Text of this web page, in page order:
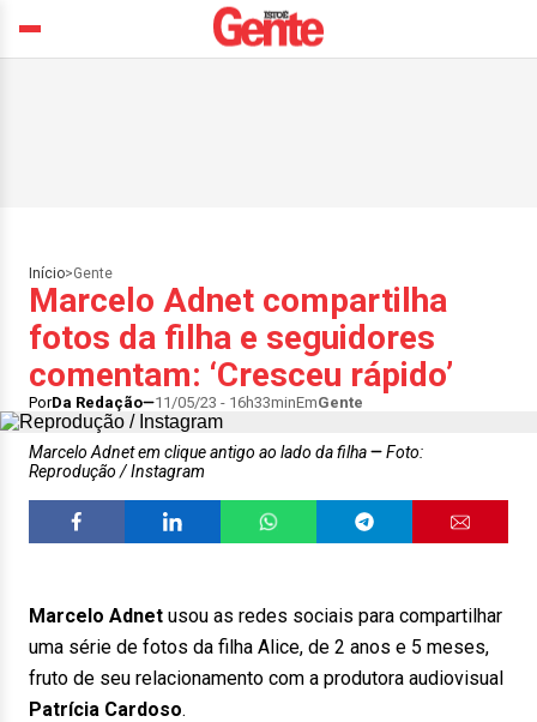
Início>Gente
Marcelo Adnet compartilha
fotos da filha e seguidores
comentam: ‘Cresceu rápido’
PorDa Redação 11/05/23 - 16h33minEmGente
Marcelo Adnet em clique antigo ao lado da filha
Foto:
Reprodução / Instagram
Marcelo Adnet usou as redes sociais para compartilhar
uma série de fotos da filha Alice, de 2 anos e 5 meses,
fruto de seu relacionamento com a produtora audiovisual
Patrícia Cardoso.